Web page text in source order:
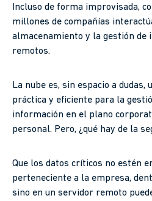
Incluso de forma improvisada,
millones de compañías
almacenamiento y la gestión de
remotos.
La nube es, sin espacio a dudas,
práctica y eficiente para la
información en el plano
personal. Pero, ¿qué hay de la
Que los datos críticos no estén
perteneciente a la empresa,
sino en un servidor remoto